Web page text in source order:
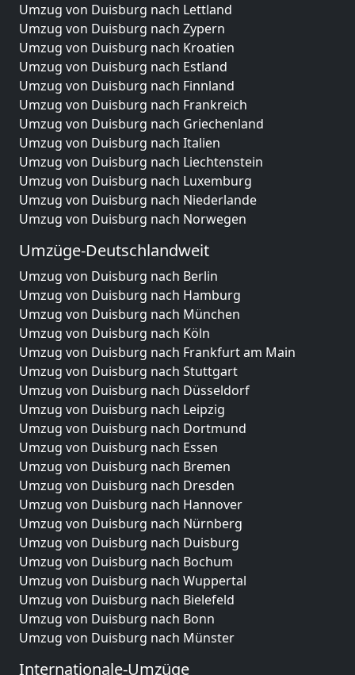
Umzug von Duisburg nach Lettland
Umzug von Duisburg nach Zypern
Umzug von Duisburg nach Kroatien
Umzug von Duisburg nach Estland
Umzug von Duisburg nach Finnland
Umzug von Duisburg nach Frankreich
Umzug von Duisburg nach Griechenland
Umzug von Duisburg nach Italien
Umzug von Duisburg nach Liechtenstein
Umzug von Duisburg nach Luxemburg
Umzug von Duisburg nach Niederlande
Umzug von Duisburg nach Norwegen
Umzüge-Deutschlandweit
Umzug von Duisburg nach Berlin
Umzug von Duisburg nach Hamburg
Umzug von Duisburg nach München
Umzug von Duisburg nach Köln
Umzug von Duisburg nach Frankfurt am Main
Umzug von Duisburg nach Stuttgart
Umzug von Duisburg nach Düsseldorf
Umzug von Duisburg nach Leipzig
Umzug von Duisburg nach Dortmund
Umzug von Duisburg nach Essen
Umzug von Duisburg nach Bremen
Umzug von Duisburg nach Dresden
Umzug von Duisburg nach Hannover
Umzug von Duisburg nach Nürnberg
Umzug von Duisburg nach Duisburg
Umzug von Duisburg nach Bochum
Umzug von Duisburg nach Wuppertal
Umzug von Duisburg nach Bielefeld
Umzug von Duisburg nach Bonn
Umzug von Duisburg nach Münster
Internationale-Umzüge